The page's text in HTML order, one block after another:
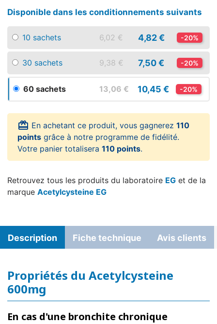
Disponible dans les conditionnements suivants
10 sachets 6,02 € 4,82 € -20%
30 sachets 9,38 € 7,50 € -20%
60 sachets 13,06 € 10,45 € -20%
card_giftcard En achetant ce produit, vous gagnerez 110
points grâce à notre programme de fidélité.
Votre panier totalisera 110 points.
Retrouvez tous les produits du laboratoire EG et de la
marque Acetylcysteine EG
Description Fiche technique Avis clients
Propriétés du Acetylcysteine
600mg
En cas d'une bronchite chronique